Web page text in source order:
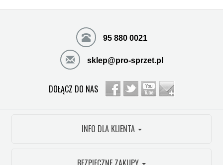
95 880 0021
sklep@pro-sprzet.pl
DOŁĄCZ DO NAS
INFO DLA KLIENTA